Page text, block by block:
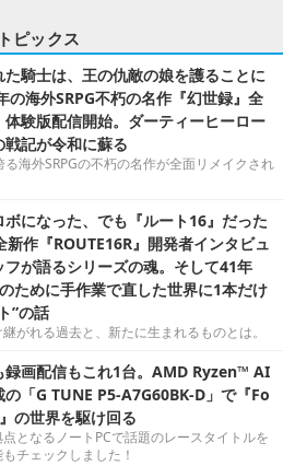
トピックス
騎士は、王の仇敵の娘を護ることに
海外SRPG不朽の名作『幻世録』全
験版配信開始。ダーティーヒーロー
記が令和に蘇る
海外SRPGの不朽の名作が全面リメイクされ
になった、でも『ルート16』だった
作『ROUTE16R』開発者インタビュ
フが語るシリーズの魂。そして41年
ために手作業で直した世界に1本だけ
”の話
がれる過去と、新たに生まれるものとは。
録画配信もこれ1台。AMD Ryzen™ AI
の「G TUNE P5-A7G60BK-D」で『Fo
の世界を駆け回る
となるノートPCで話題のレースタイトルを
チェックしました！